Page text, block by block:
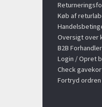
Køb af
Oversigt over
B2B Forhandler
Login / Opret
Check
Fortryd